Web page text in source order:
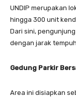
UNDIP merupakan
hingga 300 unit
Dari sini,
dengan jarak
Gedung Parkir
Area ini disiapkan